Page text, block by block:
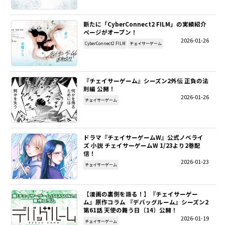
新たに「CyberConnect2 FILM」の実績紹介
ページがオープン！
2026-01-26
CyberConnect2 FILM チェイサーゲーム
『チェイサーゲーム』シーズン2外伝 正負の法
則編 公開！
2026-01-26
チェイサーゲーム
ドラマ『チェイサーゲームW』公式ノベライ
ズ 小説 チェイサーゲームW 1/23より2巻配
信！
2026-01-23
チェイサーゲーム
【漫画の裏側を語る！】『チェイサーゲー
ム』原作コラム 『デバッグルーム』シーズン2
第61話 天使の舞う日（14）公開！
2026-01-19
チェイサーゲーム